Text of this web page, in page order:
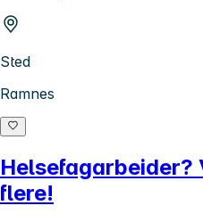
Sted
Ramnes
Helsefagarbeider?
flere!